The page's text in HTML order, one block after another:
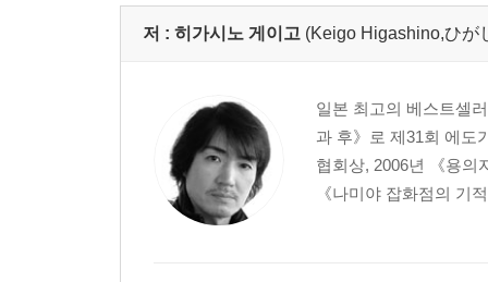
저 : 히가시노 게이고 (Keigo Higashino,ひが
일본 최고의 베스트셀
과 후》로 제31회 에도
협회상, 2006년 《용의
《나미야 잡화점의 기